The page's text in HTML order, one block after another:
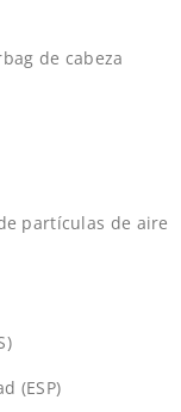
de cabeza
partículas de aire
(ESP)